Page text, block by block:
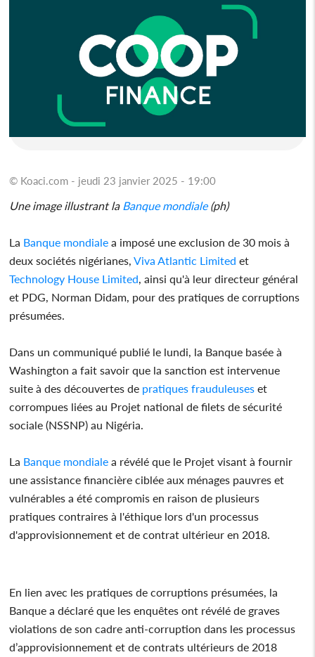
© Koaci.com - jeudi 23 janvier 2025 - 19:00
Une image illustrant laBanque mondiale(ph)
La Banque mondiale a imposé une exclusion de 30 mois à
deux sociétés nigérianes, Viva Atlantic Limited et
Technology House Limited , ainsi qu'à leur directeur général
et PDG, Norman Didam, pour des pratiques de corruptions
présumées.
Dans un communiqué publié le lundi, la Banque basée à
Washington a fait savoir que la sanction est intervenue
suite à des découvertes de pratiques frauduleuses et
corrompues liées au Projet national de filets de sécurité
sociale (NSSNP) au Nigéria.
La Banque mondiale a révélé que le Projet visant à fournir
une assistance financière ciblée aux ménages pauvres et
vulnérables a été compromis en raison de plusieurs
pratiques contraires à l'éthique lors d'un processus
d'approvisionnement et de contrat ultérieur en 2018.
En lien avec les pratiques de corruptions présumées, la
Banque a déclaré que les enquêtes ont révélé de graves
violations de son cadre anti-corruption dans les processus
d’approvisionnement et de contrats ultérieurs de 2018